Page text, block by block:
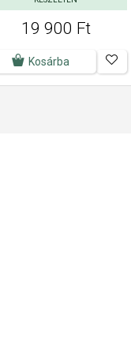
19 900 Ft
Kosárba